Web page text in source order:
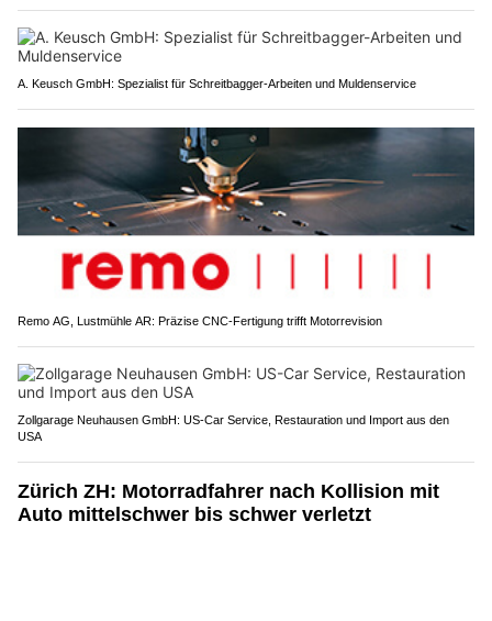
A. Keusch GmbH: Spezialist für Schreitbagger-Arbeiten und Muldenservice
Remo AG, Lustmühle AR: Präzise CNC-Fertigung trifft Motorrevision
Zollgarage Neuhausen GmbH: US-Car Service, Restauration und Import aus den
USA
Zürich ZH: Motorradfahrer nach Kollision mit
Auto mittelschwer bis schwer verletzt